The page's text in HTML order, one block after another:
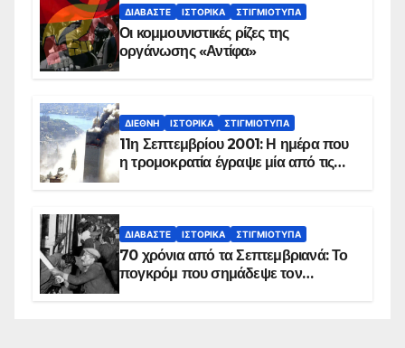
ΔΙΑΒΆΣΤΕ ΙΣΤΟΡΙΚΆ ΣΤΙΓΜΙΌΤΥΠΑ
Οι κομμουνιστικές ρίζες της
οργάνωσης «Αντίφα»
ΔΙΕΘΝΉ ΙΣΤΟΡΙΚΆ ΣΤΙΓΜΙΌΤΥΠΑ
11η Σεπτεμβρίου 2001: Η ημέρα που
η τρομοκρατία έγραψε μία από τις
ΔΙΑΒΆΣΤΕ ΙΣΤΟΡΙΚΆ ΣΤΙΓΜΙΌΤΥΠΑ
70 χρόνια από τα Σεπτεμβριανά: Το
πογκρόμ που σημάδεψε τον